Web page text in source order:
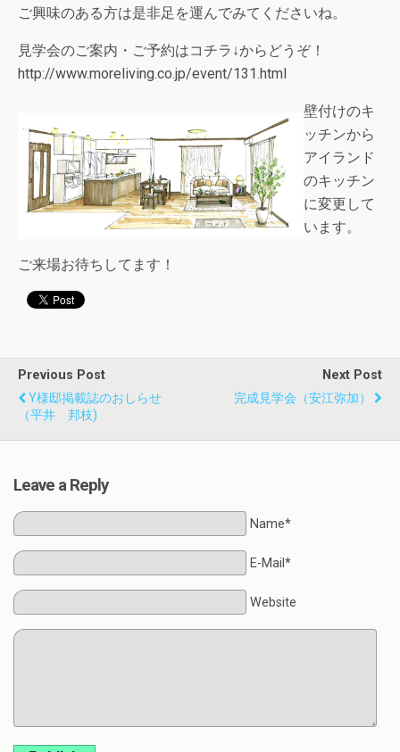
ご興味のある方は是非足を運んでみてくださいね。
見学会のご案内・ご予約はコチラ↓からどうぞ！
http://www.moreliving.co.jp/event/131.html
壁付けのキ
ッチンから
アイランド
のキッチン
に変更して
います。
ご来場お待ちしてます！
Previous Post
Y様邸掲載誌のおしらせ
（平井 邦枝)
Next Post
完成見学会（安江弥加）
Leave a Reply
Name*
E-Mail*
Website